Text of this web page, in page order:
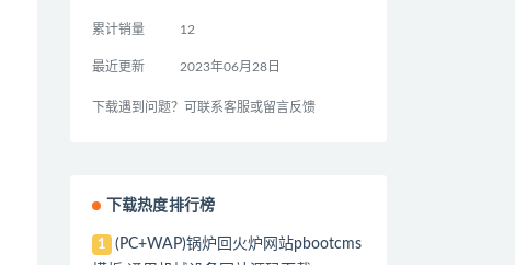
累计销量 12
最近更新 2023年06月28日
下载遇到问题？可联系客服或留言反馈
下载热度排行榜
1
(PC+WAP)锅炉回火炉网站pbootcms